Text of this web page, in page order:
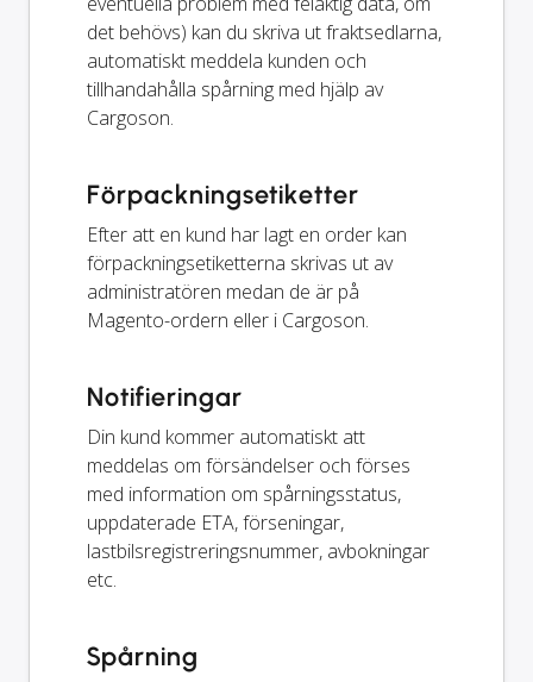
det behövs) kan du skriva ut fraktsedlarna,
automatiskt meddela kunden och
tillhandahålla spårning med hjälp av
Cargoson.
Förpackningsetiketter
Efter att en kund har lagt en order kan
förpackningsetiketterna skrivas ut av
administratören medan de är på
Magento-ordern eller i Cargoson.
Notifieringar
Din kund kommer automatiskt att
meddelas om försändelser och förses
med information om spårningsstatus,
uppdaterade ETA, förseningar,
lastbilsregistreringsnummer, avbokningar
etc.
Spårning